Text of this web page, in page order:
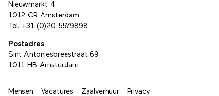
Nieuwmarkt 4
1012 CR Amsterdam
Tel. +31 (0)20 5579898
Postadres
Sint Antoniesbreestraat 69
1011 HB Amsterdam
Mensen Vacatures Zaalverhuur Privacy